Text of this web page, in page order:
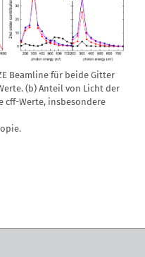
Beamline für beide Gitter
(b) Anteil von Licht der
cff-Werte, insbesondere